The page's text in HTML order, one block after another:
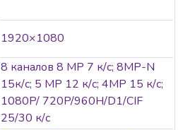
1920×1080
8 каналов 8 MP 7 к/с; 8MP-N
15к/с; 5 MP 12 к/с; 4MP 15 к/с;
1080P/ 720P/960H/D1/CIF
25/30 к/с